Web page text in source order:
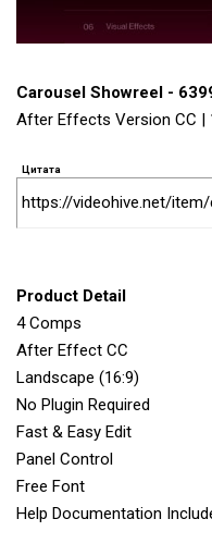
Carousel Showreel -
After Effects Version CC |
Цитата
https://videohive.net/
Product Detail
4 Comps
After Effect CC
Landscape (16:9)
No Plugin Required
Fast & Easy Edit
Panel Control
Free Font
Help Documentation